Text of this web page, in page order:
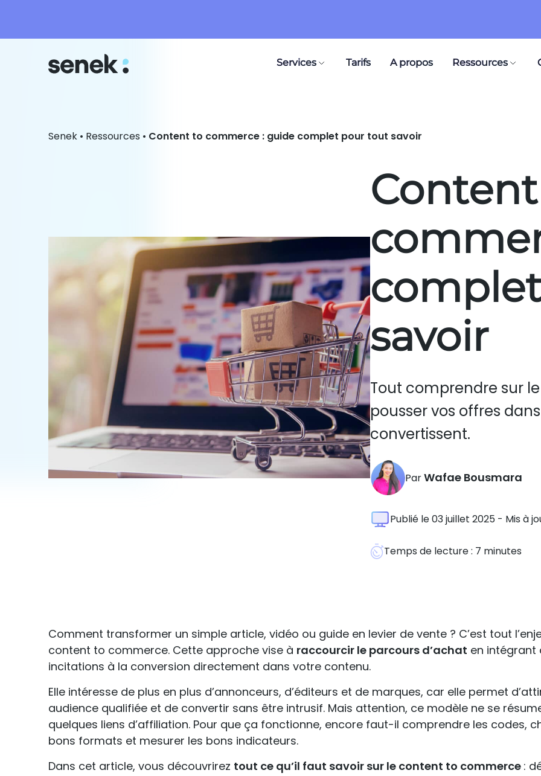
Services Tarifs A propos Ressources
Senek • Ressources • Content to commerce : guide complet pour tout savoir
savoir
Tout comprendre sur
pousser vos offres
convertissent.
ParWafae Bousmara
Publié le 03 juillet 2025 - Mis à
Temps de lecture : 7 minutes
Comment transformer un simple article, vidéo ou guide en levier de vente ? C’est tout
content to commerce. Cette approche vise à raccourcir le parcours d’achat en intégrant
incitations à la conversion directement dans votre contenu.
Elle intéresse de plus en plus d’annonceurs, d’éditeurs et de marques, car elle permet
audience qualifiée et de convertir sans être intrusif. Mais attention, ce modèle ne se
quelques liens d’affiliation. Pour que ça fonctionne, encore faut-il comprendre les codes,
bons formats et mesurer les bons indicateurs.
Dans cet article, vous découvrirez tout ce qu’il faut savoir sur le content to commerce :